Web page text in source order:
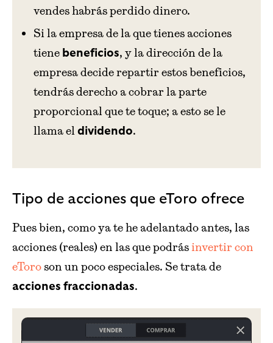
vendes habrás perdido dinero.
Si la empresa de la que tienes acciones
tiene beneficios, y la dirección de la
empresa decide repartir estos beneficios,
tendrás derecho a cobrar la parte
proporcional que te toque; a esto se le
llama el dividendo.
Tipo de acciones que eToro ofrece
Pues bien, como ya te he adelantado antes, las
acciones (reales) en las que podrásinvertir con
eToro son un poco especiales. Se trata de
acciones fraccionadas.